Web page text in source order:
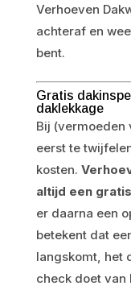
Verhoeven
achteraf en
bent.
Gratis
daklekkage
Bij (vermoeden
eerst te
kosten.
altijd een
er daarna een
betekent dat
langskomt, het
check doet van